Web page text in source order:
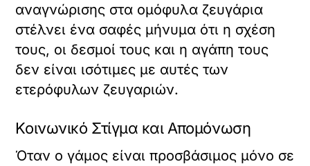
αναγνώρισης στα ομόφυλα ζευγάρια
στέλνει ένα σαφές μήνυμα ότι η σχέση
τους, οι δεσμοί τους και η αγάπη τους
δεν είναι ισότιμες με αυτές των
ετερόφυλων ζευγαριών.
Κοινωνικό Στίγμα και Απομόνωση
Όταν ο γάμος είναι προσβάσιμος μόνο σε